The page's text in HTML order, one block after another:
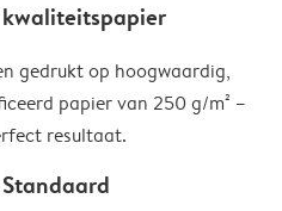
gedrukt op hoogwaardig,
papier van 250 g/m² –
resultaat.
Standaard